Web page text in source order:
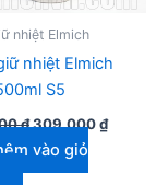
nhiệt Elmich
nhiệt Elmich
S5
₫ Giá
là:
415.000 ₫.
309.000₫Giá
hiện
vào giỏ